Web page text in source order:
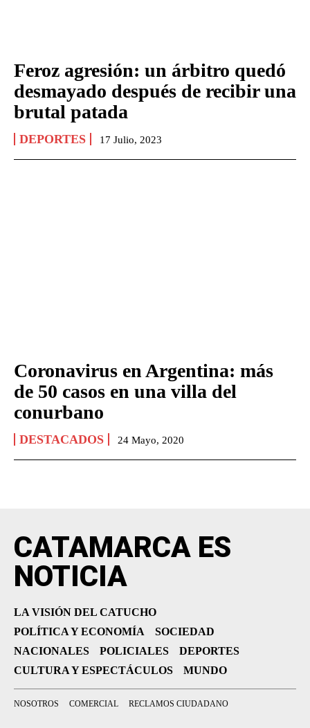
Feroz agresión: un árbitro quedó
desmayado después de recibir una
brutal patada
DEPORTES 17 Julio, 2023
Coronavirus en Argentina: más
de 50 casos en una villa del
conurbano
DESTACADOS 24 Mayo, 2020
CATAMARCA ES
NOTICIA
LA VISIÓN DEL CATUCHO
POLÍTICA Y ECONOMÍA
SOCIEDAD
NACIONALES
POLICIALES
DEPORTES
CULTURA Y ESPECTÁCULOS
MUNDO
NOSOTROS COMERCIAL RECLAMOS CIUDADANO